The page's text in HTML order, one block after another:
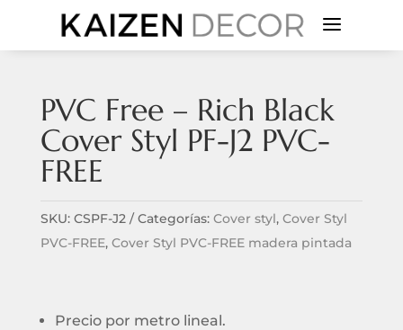
a
PVC Free – Rich Black
Cover Styl PF-J2 PVC-
FREE
SKU: CSPF-J2 Categorías: Cover styl, Cover Styl
PVC-FREE, Cover Styl PVC-FREE madera pintada
Precio por metro lineal.